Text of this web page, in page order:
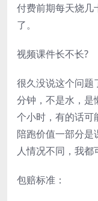
付费前期每天烧几
了。
视频课件长不长?
很久没说这个问题
分钟，不是水，是
个小时，有的话可
陪跑价值一部分是
人情况不同，我都
包赔标准：